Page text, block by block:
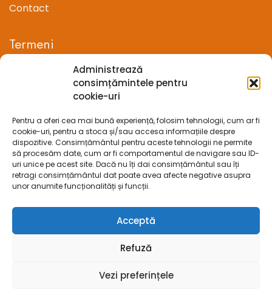
Administrează
consimțămintele pentru
cookie-uri
Pentru a oferi cea mai bună experiență, folosim tehnologii, cum ar fi
cookie-uri, pentru a stoca și/sau accesa informațiile despre
dispozitive. Consimțământul pentru aceste tehnologii ne permite
să procesăm date, cum ar fi comportamentul de navigare sau ID-
uri unice pe acest site. Dacă nu îți dai consimțământul sau îți
retragi consimțământul dat poate avea afecte negative asupra
unor anumite funcționalități și funcții.
Acceptă
Refuză
Vezi preferințele
Contact
Termeni
Termeni si conditii
Confidentialitate
Politica cookie-uri (UE)
Prelucrarea datelor cu caracter personal
Legal